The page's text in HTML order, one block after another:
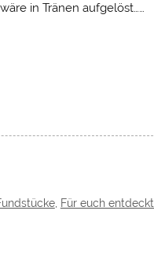
in Tränen aufgelöst……
, Für euch entdeckt..